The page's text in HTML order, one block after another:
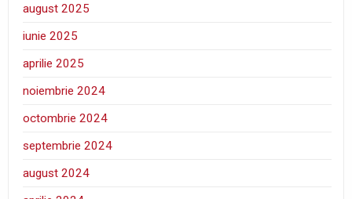
august 2025
iunie 2025
aprilie 2025
noiembrie 2024
octombrie 2024
septembrie 2024
august 2024